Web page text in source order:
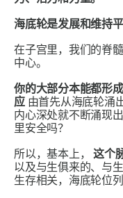
海底轮是发展和维持平
在子宫里，我们的脊
中心。
你的大部分本能都形
应由首先从海底轮涌
内心深处就不断涌现
里安全吗？
所以，基本上，这个
以及与生俱来的、与
生存相关，海底轮位